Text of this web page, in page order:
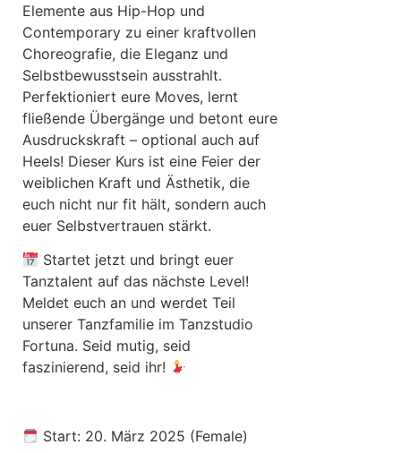
Elemente aus Hip-Hop und
Contemporary zu einer kraftvollen
Choreografie, die Eleganz und
Selbstbewusstsein ausstrahlt.
Perfektioniert eure Moves, lernt
fließende Übergänge und betont eure
Ausdruckskraft – optional auch auf
Heels! Dieser Kurs ist eine Feier der
weiblichen Kraft und Ästhetik, die
euch nicht nur fit hält, sondern auch
euer Selbstvertrauen stärkt.
Startet jetzt und bringt euer
Tanztalent auf das nächste Level!
Meldet euch an und werdet Teil
unserer Tanzfamilie im Tanzstudio
Fortuna. Seid mutig, seid
faszinierend, seid ihr!
Start: 20. März 2025 (Female)